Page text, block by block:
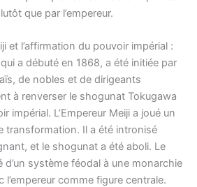
que par l’empereur.
et l’affirmation du pouvoir impérial :
a débuté en 1868, a été initiée par
de nobles et de dirigeants
à renverser le shogunat Tokugawa
impérial. L’Empereur Meiji a joué un
transformation. Il a été intronisé
et le shogunat a été aboli. Le
système féodal à une monarchie
comme figure centrale.